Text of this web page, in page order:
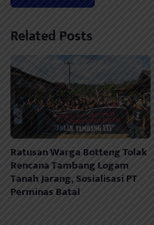
Related Posts
Ratusan Warga Botteng Tolak
Rencana Tambang Logam
Tanah Jarang, Sosialisasi PT
Perminas Batal